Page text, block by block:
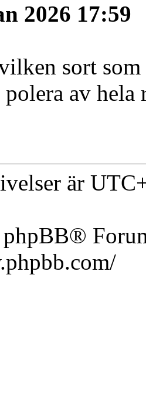
2026 17:59
sort
polera av hela
är
phpBB®